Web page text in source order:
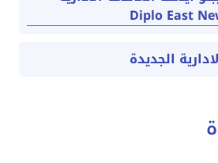
Diplo East
الجديدة